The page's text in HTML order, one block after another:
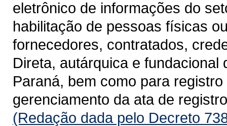
eletrônico de informações do
habilitação de pessoas físicas
fornecedores, contratados,
Direta, autárquica e
Paraná, bem como para
gerenciamento da ata de
(Redação dada pelo Decreto